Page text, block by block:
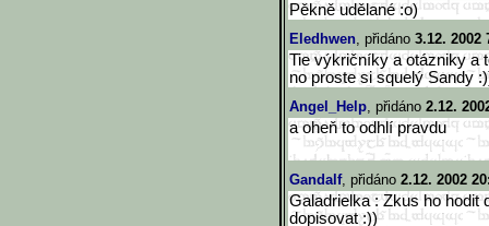
Pěkně udělané :o)
Eledhwen, přidáno 3.12. 2002
Tie výkričníky a otázniky a
no proste si squelý Sandy
Angel_Help, přidáno 2.12.
a oheň to odhlí pravdu
Gandalf, přidáno 2.12. 2002
Galadrielka : Zkus ho hodit
dopisovat :))